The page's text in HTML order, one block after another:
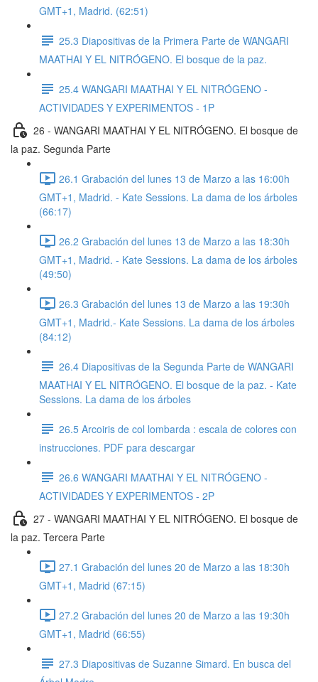
GMT+1, Madrid. (62:51)
25.3 Diapositivas de la Primera Parte de WANGARI
MAATHAI Y EL NITRÓGENO. El bosque de la paz.
25.4 WANGARI MAATHAI Y EL NITRÓGENO -
ACTIVIDADES Y EXPERIMENTOS - 1P
26 - WANGARI MAATHAI Y EL NITRÓGENO. El bosque de
la paz. Segunda Parte
26.1 Grabación del lunes 13 de Marzo a las 16:00h
GMT+1, Madrid. - Kate Sessions. La dama de los árboles
(66:17)
26.2 Grabación del lunes 13 de Marzo a las 18:30h
GMT+1, Madrid. - Kate Sessions. La dama de los árboles
(49:50)
26.3 Grabación del lunes 13 de Marzo a las 19:30h
GMT+1, Madrid.- Kate Sessions. La dama de los árboles
(84:12)
26.4 Diapositivas de la Segunda Parte de WANGARI
MAATHAI Y EL NITRÓGENO. El bosque de la paz. - Kate
Sessions. La dama de los árboles
26.5 Arcoiris de col lombarda : escala de colores con
instrucciones. PDF para descargar
26.6 WANGARI MAATHAI Y EL NITRÓGENO -
ACTIVIDADES Y EXPERIMENTOS - 2P
27 - WANGARI MAATHAI Y EL NITRÓGENO. El bosque de
la paz. Tercera Parte
27.1 Grabación del lunes 20 de Marzo a las 18:30h
GMT+1, Madrid (67:15)
27.2 Grabación del lunes 20 de Marzo a las 19:30h
GMT+1, Madrid (66:55)
27.3 Diapositivas de Suzanne Simard. En busca del